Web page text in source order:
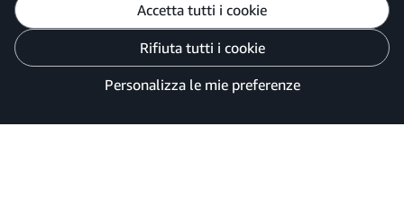
Accetta tutti i cookie
Rifiuta tutti i cookie
Personalizza le mie preferenze
Personalizza le mie preferenze
Informativa sulla Privacy
Le tue scelte sulla privacy degli annunci